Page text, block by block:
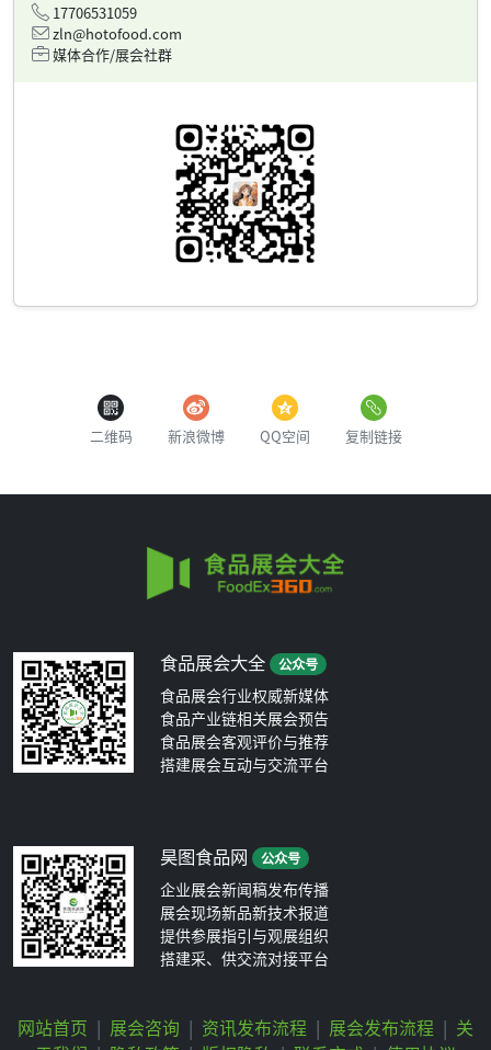
17706531059
zln@hotofood.com
媒体合作/展会社群
二维码 新浪微博 QQ空间 复制链接
食品展会大全 公众号
食品展会行业权威新媒体
食品产业链相关展会预告
食品展会客观评价与推荐
搭建展会互动与交流平台
昊图食品网 公众号
企业展会新闻稿发布传播
展会现场新品新技术报道
提供参展指引与观展组织
搭建采、供交流对接平台
网站首页 | 展会咨询 | 资讯发布流程 | 展会发布流程 | 关